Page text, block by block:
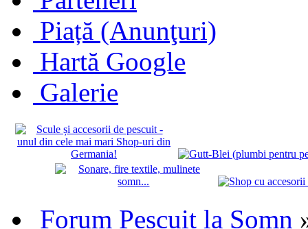
Piață (Anunţuri)
Hartă Google
Galerie
Forum Pescuit la Somn